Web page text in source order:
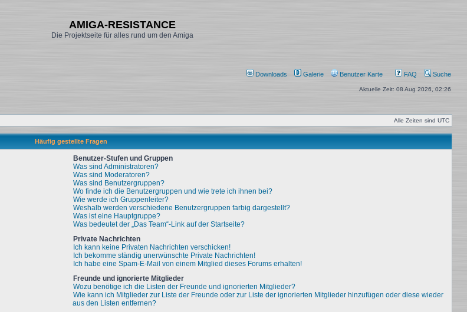
AMIGA-RESISTANCE
Die Projektseite für alles rund um den Amiga
Downloads Galerie Benutzer Karte FAQ Suche
Aktuelle Zeit: 08 Aug 2026, 02:26
Alle Zeiten sind UTC
Häufig gestellte Fragen
Benutzer-Stufen und Gruppen
Was sind Administratoren?
Was sind Moderatoren?
Was sind Benutzergruppen?
Wo finde ich die Benutzergruppen und wie trete ich ihnen bei?
Wie werde ich Gruppenleiter?
Weshalb werden verschiedene Benutzergruppen farbig dargestellt?
Was ist eine Hauptgruppe?
Was bedeutet der „Das Team“-Link auf der Startseite?
Private Nachrichten
Ich kann keine Privaten Nachrichten verschicken!
Ich bekomme ständig unerwünschte Private Nachrichten!
Ich habe eine Spam-E-Mail von einem Mitglied dieses Forums erhalten!
Freunde und ignorierte Mitglieder
Wozu benötige ich die Listen der Freunde und ignorierten Mitglieder?
Wie kann ich Mitglieder zur Liste der Freunde oder zur Liste der ignorierten Mitglieder hinzufügen oder diese wieder
aus den Listen entfernen?